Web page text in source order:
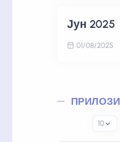
Јун 2025
01/08/2025
ПРИЛОЗИ